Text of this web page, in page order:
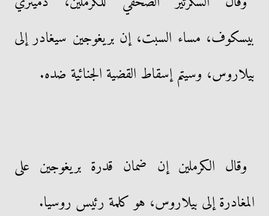
بيسكوف، مساء السبت، إن بريغوجين سيغادر إلى
بيلاروس، وسيتم إسقاط القضية الجنائية ضده.
وقال الكرملين إن ضمان قدرة بريغوجين على
المغادرة إلى بيلاروس، هو كلمة رئيس روسيا.